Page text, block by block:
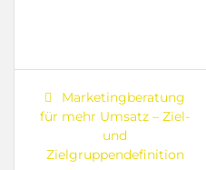
Previous
post:
Marketingberatung
für mehr Umsatz – Ziel-
und
Zielgruppendefinition